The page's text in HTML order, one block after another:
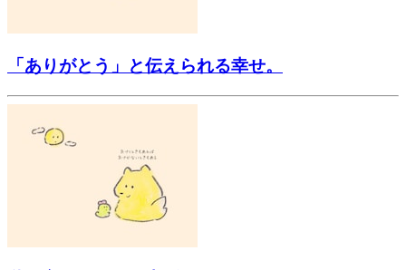
「ありがとう」と伝えられる幸せ。